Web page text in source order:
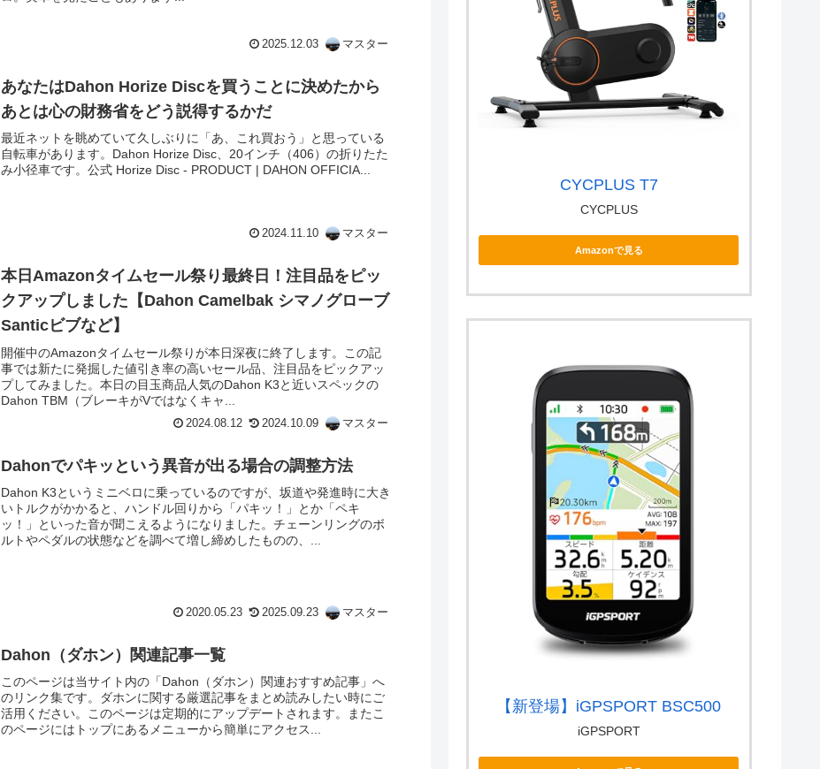
2025.12.03 マスター
あなたはDahon Horize Discを買うことに決めたから
あとは心の財務省をどう説得するかだ
最近ネットを眺めていて久しぶりに「あ、これ買おう」と思っている
自転車があります。Dahon Horize Disc、20インチ（406）の折りたた
み小径車です。公式 Horize Disc - PRODUCT | DAHON OFFICIA...
2024.11.10 マスター
本日Amazonタイムセール祭り最終日！注目品をピッ
クアップしました【Dahon Camelbak シマノグローブ
Santicビブなど】
開催中のAmazonタイムセール祭りが本日深夜に終了します。この記
事では新たに発掘した値引き率の高いセール品、注目品をピックアッ
プしてみました。本日の目玉商品人気のDahon K3と近いスペックの
Dahon TBM（ブレーキがVではなくキャ...
2024.08.12 2024.10.09 マスター
Dahonでパキッという異音が出る場合の調整方法
Dahon K3というミニベロに乗っているのですが、坂道や発進時に大き
いトルクがかかると、ハンドル回りから「パキッ！」とか「ペキ
ッ！」といった音が聞こえるようになりました。チェーンリングのボ
ルトやペダルの状態などを調べて増し締めしたものの、...
2020.05.23 2025.09.23 マスター
Dahon（ダホン）関連記事一覧
このページは当サイト内の「Dahon（ダホン）関連おすすめ記事」へ
のリンク集です。ダホンに関する厳選記事をまとめ読みしたい時にご
活用ください。このページは定期的にアップデートされます。またこ
のページにはトップにあるメニューから簡単にアクセス...
CYCPLUS T7
CYCPLUS
Amazonで見る
【新登場】iGPSPORT BSC500
iGPSPORT